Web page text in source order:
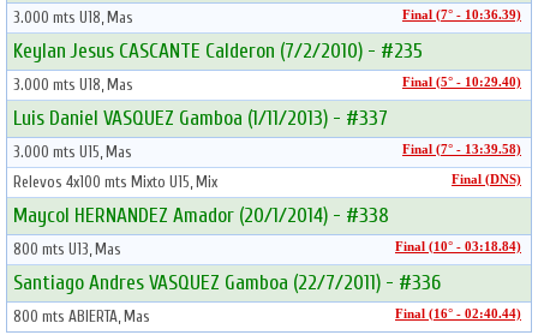
3.000 mts U18, Mas Final (7° - 10:36.39)
Keylan Jesus CASCANTE Calderon (7/2/2010) - #235
3.000 mts U18, Mas Final (5° - 10:29.40)
Luis Daniel VASQUEZ Gamboa (1/11/2013) - #337
3.000 mts U15, Mas Final (7° - 13:39.58)
Relevos 4x100 mts Mixto U15, Mix Final (DNS)
Maycol HERNANDEZ Amador (20/1/2014) - #338
800 mts U13, Mas Final (10° - 03:18.84)
Santiago Andres VASQUEZ Gamboa (22/7/2011) - #336
800 mts ABIERTA, Mas Final (16° - 02:40.44)